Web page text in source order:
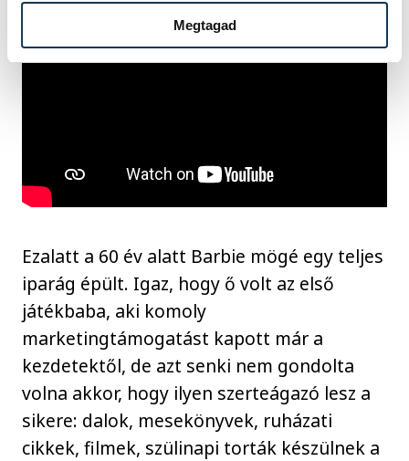
Megtagad
Ezalatt a 60 év alatt Barbie mögé egy teljes
iparág épült. Igaz, hogy ő volt az első
játékbaba, aki komoly
marketingtámogatást kapott már a
kezdetektől, de azt senki nem gondolta
volna akkor, hogy ilyen szerteágazó lesz a
sikere: dalok, mesekönyvek, ruházati
cikkek, filmek, szülinapi torták készülnek a